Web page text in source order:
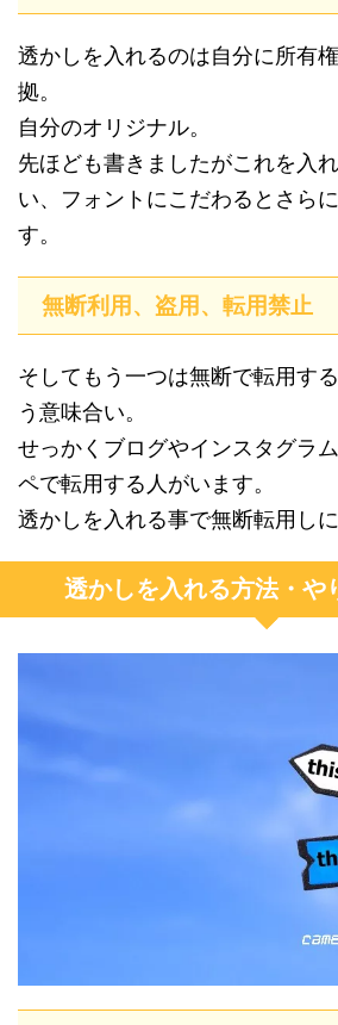
透かしを入れるのは自分に所有
拠。
自分のオリジナル。
先ほども書きましたがこれを入
い、フォントにこだわるとさら
す。
無断利用、盗用、転用禁止
そしてもう一つは無断で転用す
う意味合い。
せっかくブログやインスタグラ
ペで転用する人がいます。
透かしを入れる事で無断転用しに
透かしを入れる方法・や